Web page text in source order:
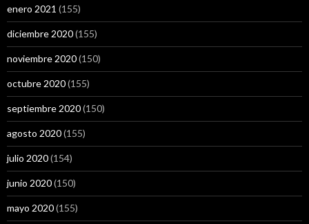
enero 2021 (155)
diciembre 2020(155)
noviembre 2020(150)
octubre 2020(155)
septiembre 2020(150)
agosto 2020(155)
julio 2020(154)
junio 2020(150)
mayo 2020(155)